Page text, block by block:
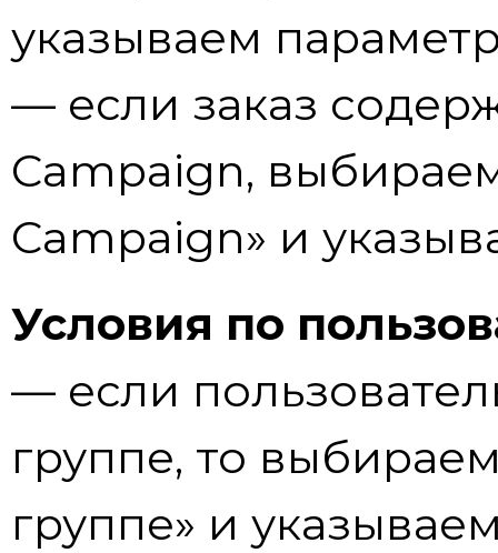
указываем
— если заказ
Campaign,
Campaign» и
Условия по
— если
группе, то
группе» и